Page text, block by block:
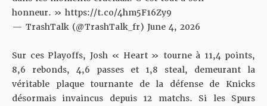
honneur. » https://t.co/4hm5F16Zy9
— TrashTalk (@TrashTalk_fr) June 4, 2026
Sur ces Playoffs, Josh « Heart » tourne à 11,4 points,
8,6 rebonds, 4,6 passes et 1,8 steal, demeurant la
véritable plaque tournante de la défense de Knicks
désormais invaincus depuis 12 matchs. Si les Spurs